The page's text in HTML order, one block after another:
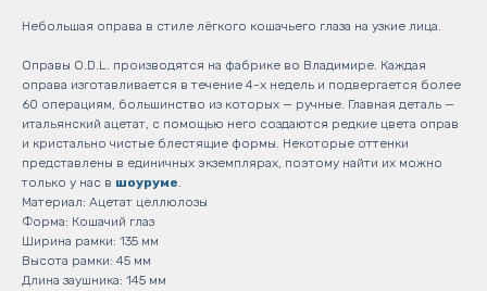
Небольшая оправа в стиле лёгкого кошачьего глаза на узкие лица.
Оправы O.D.L. производятся на фабрике во Владимире. Каждая
оправа изготавливается в течение 4-х недель и подвергается более
60 операциям, большинство из которых — ручные. Главная деталь —
итальянский ацетат, с помощью него создаются редкие цвета оправ
и кристально чистые блестящие формы. Некоторые оттенки
представлены в единичных экземплярах, поэтому найти их можно
только у нас в шоуруме.
Материал: Ацетат целлюлозы
Форма: Кошачий глаз
Ширина рамки: 135 мм
Высота рамки: 45 мм
Длина заушника: 145 мм